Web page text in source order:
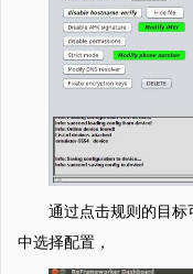
通过点击规则的目
中选择配置，